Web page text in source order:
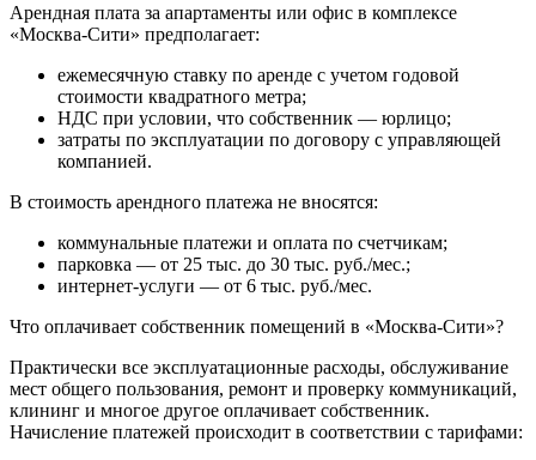
Арендная плата за апартаменты или офис в комплексе
«Москва-Сити» предполагает:
ежемесячную ставку по аренде с учетом годовой
стоимости квадратного метра;
НДС при условии, что собственник — юрлицо;
затраты по эксплуатации по договору с управляющей
компанией.
В стоимость арендного платежа не вносятся:
коммунальные платежи и оплата по счетчикам;
парковка — от 25 тыс. до 30 тыс. руб./мес.;
интернет-услуги — от 6 тыс. руб./мес.
Что оплачивает собственник помещений в «Москва-Сити»?
Практически все эксплуатационные расходы, обслуживание
мест общего пользования, ремонт и проверку коммуникаций,
клининг и многое другое оплачивает собственник.
Начисление платежей происходит в соответствии с тарифами: